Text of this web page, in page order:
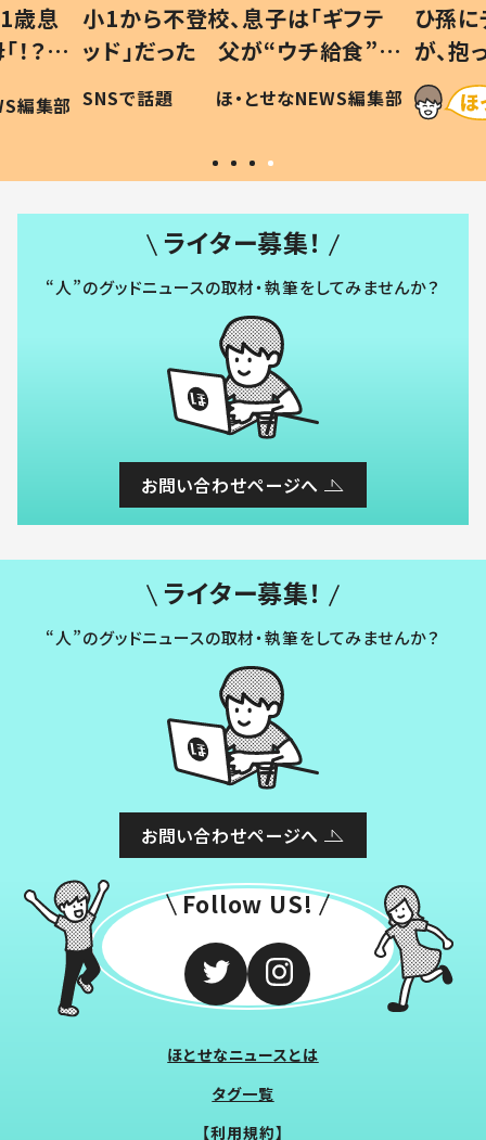
歳息
？」
編集部
小1から不登校、息子は「ギフテ
ッド」だった 父が“ウチ給食”を
作り続ける理由とは #令和の親
#令和の子
SNSで話題 ほ・とせなNEWS編集部
ひ孫
が、
「涙が
い」
ライター募集！
“人”のグッドニュースの取材・執筆をしてみませんか？
お問い合わせページへ
ライター募集！
“人”のグッドニュースの取材・執筆をしてみませんか？
お問い合わせページへ
Follow US!
ほとせなニュースとは
タグ一覧
【利用規約】